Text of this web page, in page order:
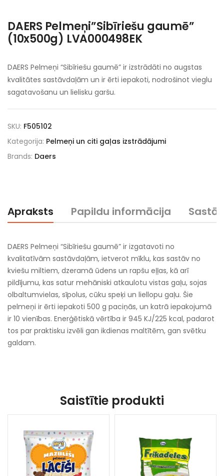
DAERS Pelmeņi”Sibīriešu gaumē”
(10x500g) LVA000498EK
DAERS Pelmeņi “Sibīriešu gaumē” ir izstrādāti no augstas
kvalitātes sastāvdaļām un ir ērti iepakoti, nodrošinot vieglu
sagatavošanu un lielisku garšu.
SKU: F505102
Kategorija: Pelmeņi un citi gaļas izstrādājumi
Brands: Daers
Apraksts Papildu informācija
DAERS Pelmeņi “Sibīriešu gaumē” ir izgatavoti no
kvalitatīvām sastāvdaļām, ietverot mīklu, kas sastāv no
kviešu miltiem, dzeramā ūdens un rapšu eļļas, kā arī
pildījumu, kas satur mehāniski atkaulotu vistas gaļu, sojas
olbaltumvielas, sīpolus, cūku speķi un liellopu gaļu. Šie
pelmeņi ir ērti iepakoti 500 g paciņās, un katrā iepakojumā
ir 10 vienības. Enerģētiskā vērtība ir 945 KJ/225 kcal, padarot
tos par praktisku izvēli gan ikdienas maltītēm, gan svētku
galdam.
Saistītie produkti